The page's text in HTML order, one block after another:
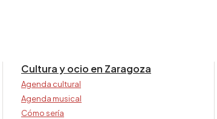
Cultura y ocio en Zaragoza
Agenda cultural
Agenda musical
Cómo sería